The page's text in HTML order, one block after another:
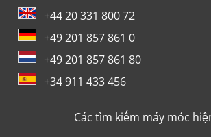
+44 20 331 800 72
+49 201 857 861 0
+49 201 857 861 80
+34 911 433 456
Các tìm kiếm máy móc